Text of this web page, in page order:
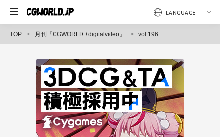
TOP 月刊『CGWORLD +digitalvideo』 vol.196